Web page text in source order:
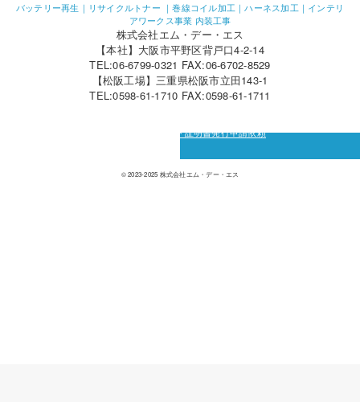
バッテリー再生｜リサイクルトナー ｜巻線コイル加工｜ハーネス加工｜インテリ
アワークス事業 内装工事
株式会社エム・デー・エス
【本社】大阪市平野区背戸口4-2-14
TEL:06-6799-0321 FAX:06-6702-8529
【松阪工場】三重県松阪市立田143-1
TEL:0598-61-1710 FAX:0598-61-1711
カーボン・オフセット証明書発行申請依頼
© 2023-2025 株式会社エム・デー・エス